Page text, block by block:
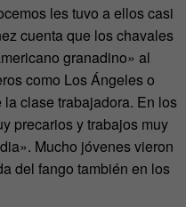
les tuvo a ellos casi
cuenta que los chavales
granadino» al
como Los Ángeles o
clase trabajadora. En los
precarios y trabajos muy
Mucho jóvenes vieron
del fango también en los